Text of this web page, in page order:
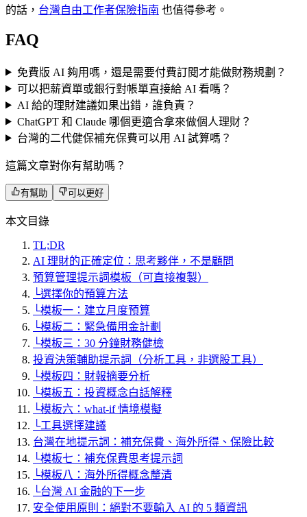
的話， 台灣自由工作者保險指南 也值得參考。
FAQ
免費版 AI 夠用嗎，還是需要付費訂閱才能做財務規劃？
可以把薪資單或銀行對帳單直接給 AI 看嗎？
AI 給的理財建議如果出錯，誰負責？
ChatGPT 和 Claude 哪個更適合拿來做個人理財？
台灣的二代健保補充保費可以用 AI 試算嗎？
這篇文章對你有幫助嗎？
有幫助 可以更好
本文目錄
TL;DR
AI 理財的正確定位：思考夥伴，不是顧問
預算管理提示詞模板（可直接複製）
└選擇你的預算方法
└模板一：建立月度預算
└模板二：緊急備用金計劃
└模板三：30 分鐘財務健檢
投資決策輔助提示詞（分析工具，非選股工具）
└模板四：財報摘要分析
└模板五：投資概念白話解釋
└模板六：what-if 情境模擬
└工具選擇建議
台灣在地提示詞：補充保費、海外所得、保險比較
└模板七：補充保費思考提示詞
└模板八：海外所得概念釐清
└台灣 AI 金融的下一步
安全使用原則：絕對不要輸入 AI 的 5 類資訊